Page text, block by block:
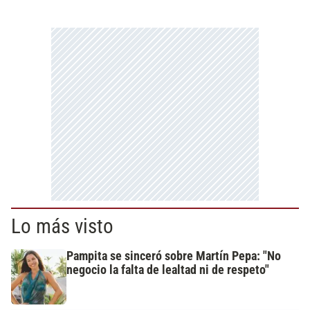
Lo más visto
Pampita se sinceró sobre Martín Pepa: "No
negocio la falta de lealtad ni de respeto"